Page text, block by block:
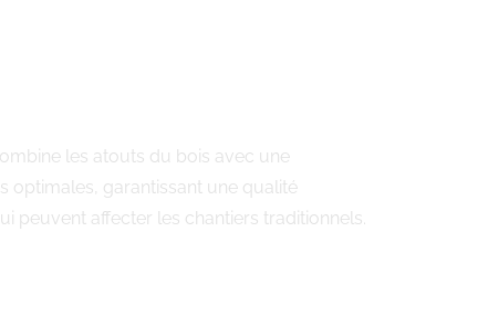
les atouts du bois avec une
optimales, garantissant une qualité
peuvent affecter les chantiers traditionnels.